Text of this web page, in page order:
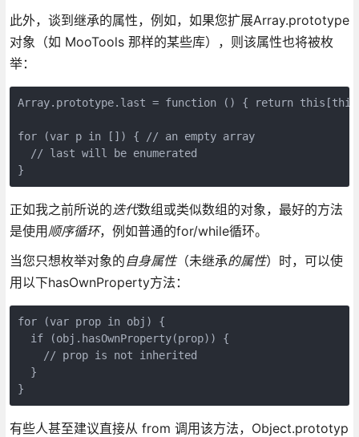
此外，谈到继承的属性，例如，如果您扩展Array.prototype
对象（如 MooTools 那样的某些库），则该属性也将被枚
举：
Array.prototype.last = function () { return
for (var p in []) { // an empty array
  // last will be enumerated
正如我之前所说的迭代数组或类似数组的对象，最好的方法
是使用顺序循环，例如普通的for/while循环。
当您只想枚举对象的 自身属性（未继承的属性）时，可以使
用以下hasOwnProperty方法：
for (var prop in obj) {
  if (obj.hasOwnProperty(prop)) {
    // prop is not inherited
  }
有些人甚至建议直接从 from 调用该方法，Object.prototyp